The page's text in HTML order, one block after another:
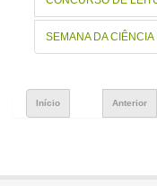
SEMANA DA
Início Anterior